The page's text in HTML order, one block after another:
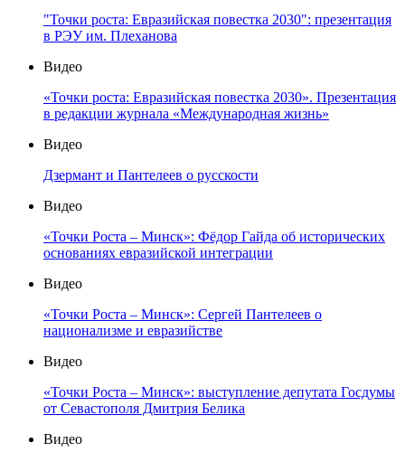
"Точки роста: Евразийская повестка 2030": презентация
в РЭУ им. Плеханова
Видео
«Точки роста: Евразийская повестка 2030». Презентация
в редакции журнала «Международная жизнь»
Видео
Дзермант и Пантелеев о русскости
Видео
«Точки Роста – Минск»: Фёдор Гайда об исторических
основаниях евразийской интеграции
Видео
«Точки Роста – Минск»: Сергей Пантелеев о
национализме и евразийстве
Видео
«Точки Роста – Минск»: выступление депутата Госдумы
от Севастополя Дмитрия Белика
Видео